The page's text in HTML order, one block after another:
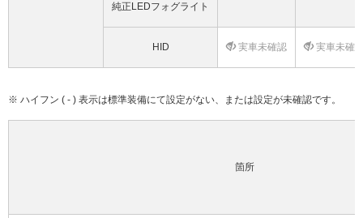
純正LEDフォグライト
HID 実車未確認 実車未確
※ ハイフン ( - ) 表示は標準装備にて設定がない、または設定が未確認です。
箇所